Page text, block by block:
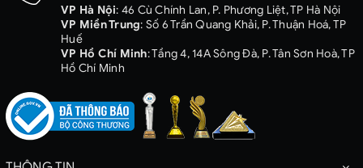
VP Hà Nội: 46 Cù Chính Lan, P. Phương Liệt, TP Hà Nội
VP Miền Trung: Số 6 Trần Quang Khải, P. Thuận Hoá, TP
Huế
VP Hồ Chí Minh: Tầng 4, 14A Sông Đà, P. Tân Sơn Hoà, TP
Hồ Chí Minh